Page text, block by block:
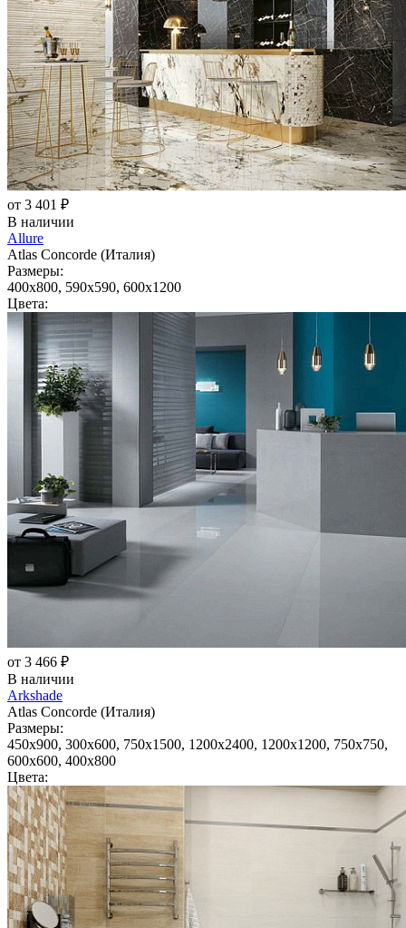
от 3 401 ₽
В наличии
Allure
Atlas Concorde (Италия)
Размеры:
400x800, 590x590, 600x1200
Цвета:
от 3 466 ₽
В наличии
Arkshade
Atlas Concorde (Италия)
Размеры:
450x900, 300x600, 750x1500, 1200x2400, 1200x1200, 750x750,
600x600, 400x800
Цвета: